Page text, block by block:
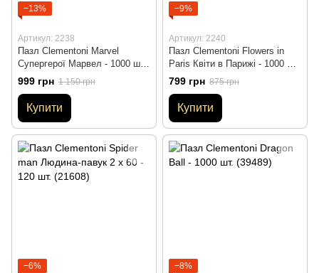
−13%
Артикул: 2238
Пазл Clementoni Marvel
Супергерої Марвел - 1000 шт.
(39411)
999 грн 1 150 грн
Купити
−9%
Артикул: 2240
Пазл Clementoni Flowers in
Paris Квіти в Парижі - 1000 шт.
(39482)
799 грн 875 грн
Купити
−6% −8%